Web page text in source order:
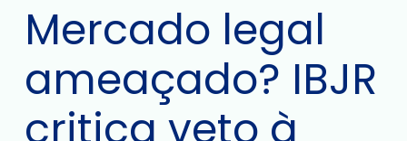
Mercado legal
ameaçado? IBJR